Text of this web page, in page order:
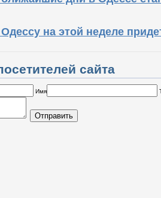
на этой неделе
сайта
Имя
Отправить